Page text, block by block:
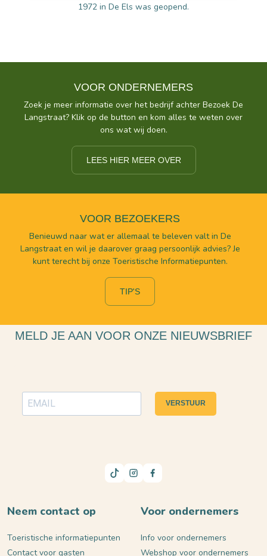
1972 in De Els was geopend.
VOOR ONDERNEMERS
Zoek je meer informatie over het bedrijf achter Bezoek De
Langstraat? Klik op de button en kom alles te weten over
ons wat wij doen.
LEES HIER MEER OVER
VOOR BEZOEKERS
Benieuwd naar wat er allemaal te beleven valt in De
Langstraat en wil je daarover graag persoonlijk advies? Je
kunt terecht bij onze Toeristische Informatiepunten.
TIP'S
MELD JE AAN VOOR ONZE NIEUWSBRIEF
VERSTUUR
Neem contact op
Toeristische informatiepunten
Contact voor gasten
Voor ondernemers
Info voor ondernemers
Webshop voor ondernemers